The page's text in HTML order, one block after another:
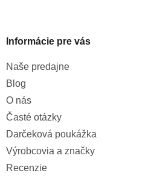
Informácie pre vás
Naše predajne
Blog
O nás
Časté otázky
Darčeková poukážka
Výrobcovia a značky
Recenzie